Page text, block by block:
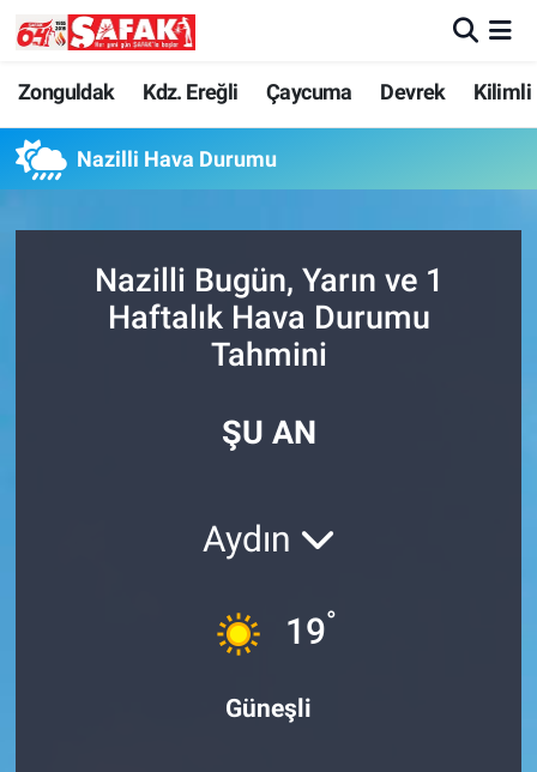
Zonguldak Kdz. Ereğli Çaycuma Devrek Kilimli
Nazilli Hava Durumu
Nazilli Bugün, Yarın ve 1
Haftalık Hava Durumu
Tahmini
ŞU AN
Aydın
19°
Güneşli
Zonguldak
Kdz. Ereğli
Devrek
Kilimli
Zonguldak Nöbetçi Eczaneler
Zonguldak Hava Durumu
Zonguldak Trafik Yoğunluk Haritası
Süper Lig Puan Durumu ve Fikstür
Son Dakika Haberleri